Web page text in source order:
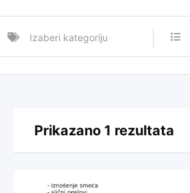
Prikazano 1 rezultata